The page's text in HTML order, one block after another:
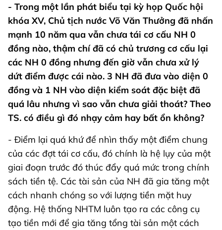
- Trong một lần phát biểu tại kỳ họp Quốc hội
khóa XV, Chủ tịch nước Võ Văn Thưởng đã nhấn
mạnh 10 năm qua vẫn chưa tái cơ cấu NH 0
đồng nào, thậm chí đã có chủ trương cơ cấu lại
các NH 0 đồng nhưng đến giờ vẫn chưa xử lý
dứt điểm được cái nào. 3 NH đã đưa vào diện 0
đồng và 1 NH vào diện kiểm soát đặc biệt đã
quá lâu nhưng vì sao vẫn chưa giải thoát? Theo
TS. có điều gì đó nhạy cảm hay bất ổn không?
- Điểm lại quá khứ để nhìn thấy một điểm chung
của các đợt tái cơ cấu, đó chính là hệ lụy của một
giai đoạn trước đó thúc đẩy quá mức trong chính
sách tiền tệ. Các tài sản của NH đã gia tăng một
cách nhanh chóng so với lượng tiền mặt huy
động. Hệ thống NHTM luôn tạo ra các công cụ
tạo tiền mới để gia tăng tổng tài sản một cách